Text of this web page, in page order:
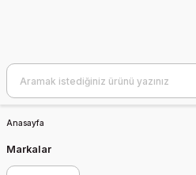
Anasayfa
Markalar